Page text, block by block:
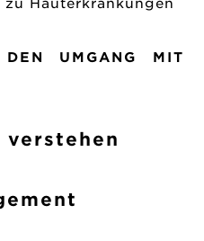
Hauterkrankungen
DEN UMGANG MIT
verstehen